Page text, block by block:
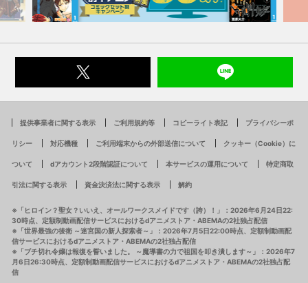
提供事業者に関する表示 ご利用規約等 コピーライト表記 プライバシーポ
リシー 対応機種 ご利用端末からの外部送信について クッキー（Cookie）に
ついて dアカウント2段階認証について 本サービスの運用について 特定商取
引法に関する表示 資金決済法に関する表示 解約
※「ヒロイン？聖女？いいえ、オールワークスメイドです（誇）！」：2026年6月24日22:
30時点、定額制動画配信サービスにおけるdアニメストア・ABEMAの2社独占配信
※「世界最強の後衛 ～迷宮国の新人探索者～」：2026年7月5日22:00時点、定額制動画配
信サービスにおけるdアニメストア・ABEMAの2社独占配信
※「ブチ切れ令嬢は報復を誓いました。 ～魔導書の力で祖国を叩き潰します～」：2026年7
月6日26:30時点、定額制動画配信サービスにおけるdアニメストア・ABEMAの2社独占配
信